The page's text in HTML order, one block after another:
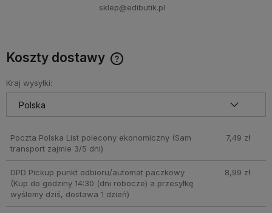
sklep@edibutik.pl
Koszty dostawy
Kraj wysyłki:
Poczta Polska List polecony ekonomiczny (Sam
transport zajmie 3/5 dni)
7,49 zł
DPD Pickup punkt odbioru/automat paczkowy
(Kup do godziny 14:30 (dni robocze) a przesyłkę
wyślemy dziś, dostawa 1 dzień)
8,99 zł